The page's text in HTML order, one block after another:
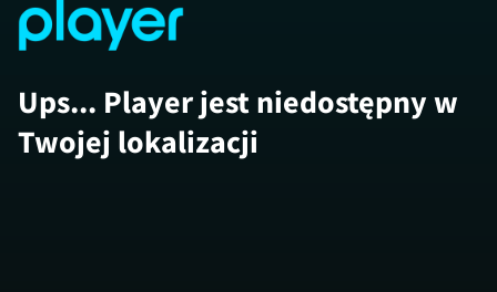
Ups... Player jest niedostępny w
Twojej lokalizacji